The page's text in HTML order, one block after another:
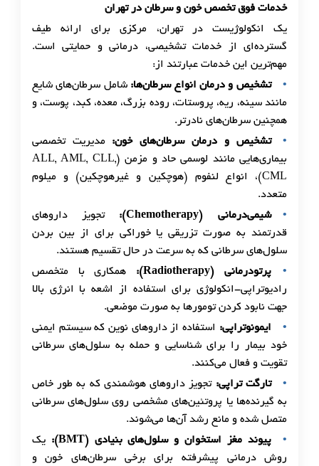
خدمات فوق تخصص خون و سرطان در تهران
یک انکولوژیست در تهران، مرکزی برای ارائه طیف
گسترده‌ای از خدمات تشخیصی، درمانی و حمایتی است.
مهم‌ترین این خدمات عبارتند از:
تشخیص و درمان انواع سرطان‌ها: شامل سرطان‌های شایع
مانند سینه، ریه، پروستات، روده بزرگ، معده، کبد، پوست، و
همچنین سرطان‌های نادرتر.
تشخیص و درمان سرطان‌های خون: مدیریت تخصصی
بیماری‌هایی مانند لوسمی حاد و مزمن (ALL, AML, CLL,
CML)، انواع لنفوم (هوچکین و غیرهوچکین) و میلوم
متعدد.
شیمی‌درمانی (Chemotherapy):
تجویز داروهای
قدرتمند به صورت تزریقی یا خوراکی برای از بین بردن
سلول‌های سرطانی که به سرعت در حال تقسیم هستند.
پرتودرمانی (Radiotherapy):
همکاری با متخصص
رادیوتراپی-انکولوژی برای استفاده از اشعه با انرژی بالا
جهت نابود کردن تومورها به صورت موضعی.
ایمونوتراپی: استفاده از داروهای نوین که سیستم ایمنی
خود بیمار را برای شناسایی و حمله به سلول‌های سرطانی
تقویت و فعال می‌کنند.
تارگت تراپی: تجویز داروهای هوشمندی که به طور خاص
به گیرنده‌ها یا پروتئین‌های مشخصی روی سلول‌های سرطانی
متصل شده و مانع رشد آن‌ها می‌شوند.
پیوند مغز استخوان و سلول‌های بنیادی (BMT):
یک
روش درمانی پیشرفته برای برخی سرطان‌های خون و